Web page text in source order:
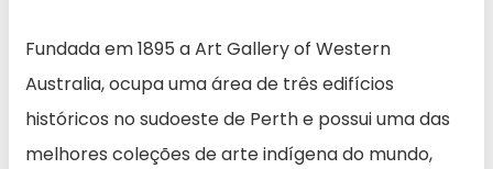
Fundada em 1895 a Art Gallery of Western
Australia, ocupa uma área de três edifícios
históricos no sudoeste de Perth e possui uma das
melhores coleções de arte indígena do mundo,